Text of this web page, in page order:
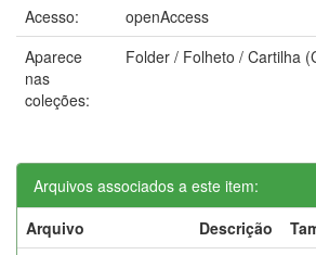
Acesso:
openAccess
Aparece
nas
coleções:
Folder / Folheto / Cartilha
Arquivos associados a este item:
Arquivo
Descrição